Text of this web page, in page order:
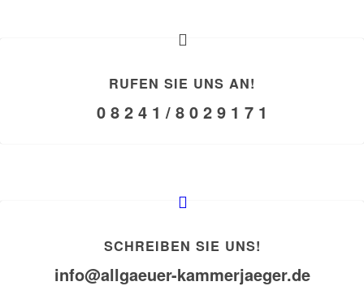
RUFEN SIE UNS AN!
0 8 2 4 1 / 8 0 2 9 1 7 1
SCHREIBEN SIE UNS!
info@allgaeuer-kammerjaeger.de